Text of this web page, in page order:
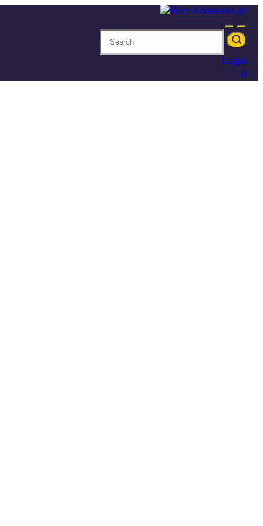
Login
0